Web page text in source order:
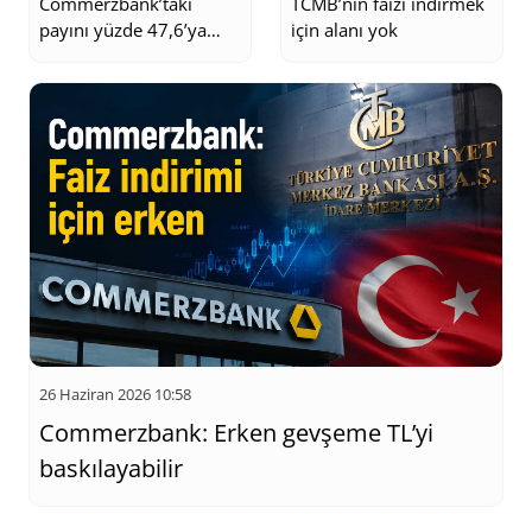
payını yüzde 47,6’ya
için alanı yok
26 Haziran 2026 10:58
Commerzbank: Erken gevşeme TL’yi
baskılayabilir